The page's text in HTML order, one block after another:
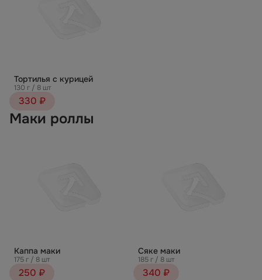
Тортилья с курицей
130 г / 8 шт
330 ₽
Маки роллы
Каппа маки
175 г / 8 шт
250 ₽
Сяке маки
185 г / 8 шт
340 ₽